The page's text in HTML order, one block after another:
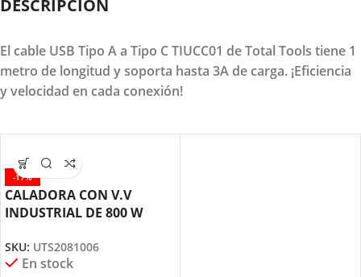
DESCRIPCION
El cable USB Tipo A a Tipo C TIUCC01 de Total Tools tiene 1
metro de longitud y soporta hasta 3A de carga. ¡Eficiencia
y velocidad en cada conexión!
-17%
CALADORA CON V.V
INDUSTRIAL DE 800 W
SKU: UTS2081006
En stock